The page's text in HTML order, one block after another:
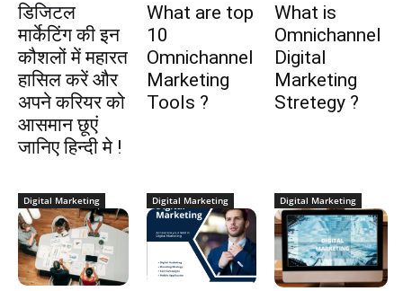
डिजिटल
मार्केटिंग की इन
कौशलों में महारत
हासिल करें और
अपने करियर को
आसमान छूएं
जानिए हिन्दी मे !
What are top
10
Omnichannel
Marketing
Tools ?
What is
Omnichannel
Digital
Marketing
Stretegy ?
Digital Marketing Digital Marketing Digital Marketing